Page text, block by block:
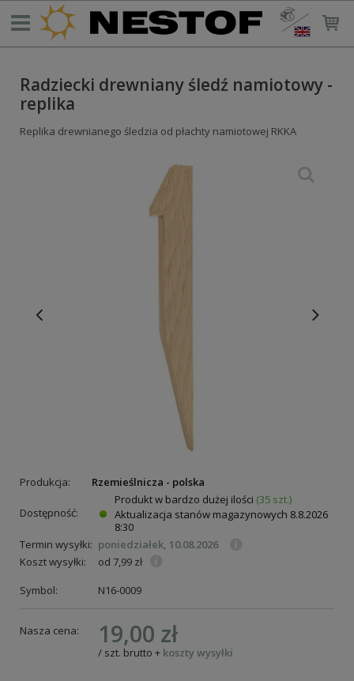
Radziecki drewniany śledź namiotowy -
replika
Replika drewnianego śledzia od płachty namiotowej RKKA
Produkcja: Rzemieślnicza - polska
Dostępność:
Produkt w bardzo dużej ilości (35 szt.)
Aktualizacja stanów magazynowych 8.8.2026
8:30
Termin wysyłki: poniedziałek, 10.08.2026
Koszt wysyłki:
od 7,99 zł
Symbol:
N16-0009
Nasza cena: 19,00 zł
/ szt. brutto + koszty wysyłki